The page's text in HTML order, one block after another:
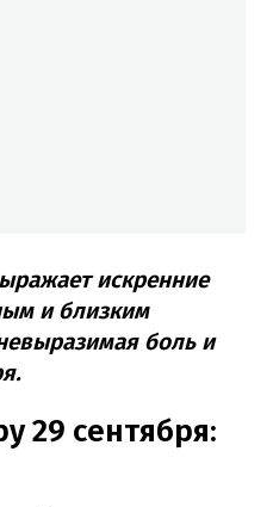
искренние
и близким
боль и
29 сентября: